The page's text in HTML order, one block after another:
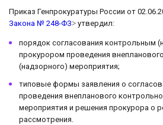
Приказ Генпрокуратуры России от
Закона № 248-ФЗ˃ утвердил:
порядок согласования контрольным
прокурором проведения
(надзорного) мероприятия;
типовые формы заявления о
проведения внепланового
мероприятия и решения прокурора о
рассмотрения.